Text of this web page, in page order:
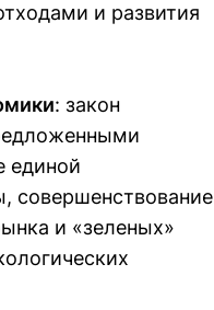
и развития
: закон
единой
совершенствование
и «зеленых»